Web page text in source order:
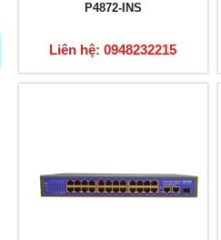
P4872-INS
Liên hệ: 0948232215